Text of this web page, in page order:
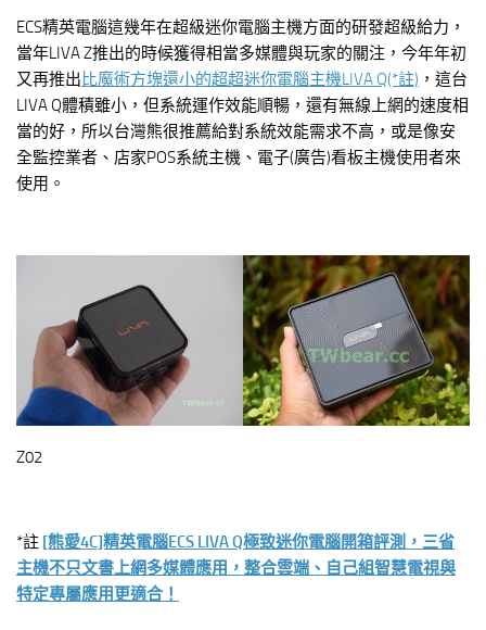
ECS精英電腦這幾年在超級迷你電腦主機方面的研發超級給力，
當年LIVA Z推出的時候獲得相當多媒體與玩家的關注，今年年初
又再推出比魔術方塊還小的超超迷你電腦主機LIVA Q(*註) ，這台
LIVA Q體積雖小，但系統運作效能順暢，還有無線上網的速度相
當的好，所以台灣熊很推薦給對系統效能需求不高，或是像安
全監控業者、店家POS系統主機、電子(廣告)看板主機使用者來
使用。
Z02
*註 [熊愛4C]精英電腦ECS LIVA Q極致迷你電腦開箱評測，三省
主機不只文書上網多媒體應用，整合雲端、自己組智慧電視與
特定專屬應用更適合！